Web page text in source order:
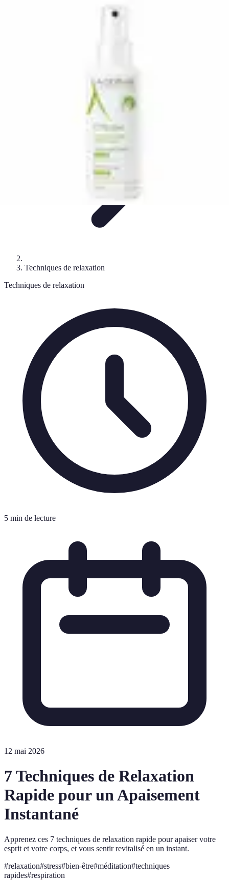
Conseils Pratiques
Techniques de relaxation
Techniques de relaxation
5 min de lecture
12 mai 2026
7 Techniques de Relaxation
Rapide pour un Apaisement
Instantané
Apprenez ces 7 techniques de relaxation rapide pour apaiser votre
esprit et votre corps, et vous sentir revitalisé en un instant.
#relaxation#stress#bien-être#méditation#techniques
rapides#respiration